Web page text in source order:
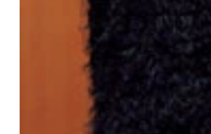
『アウト×デラックス』の美脚カウンターガー